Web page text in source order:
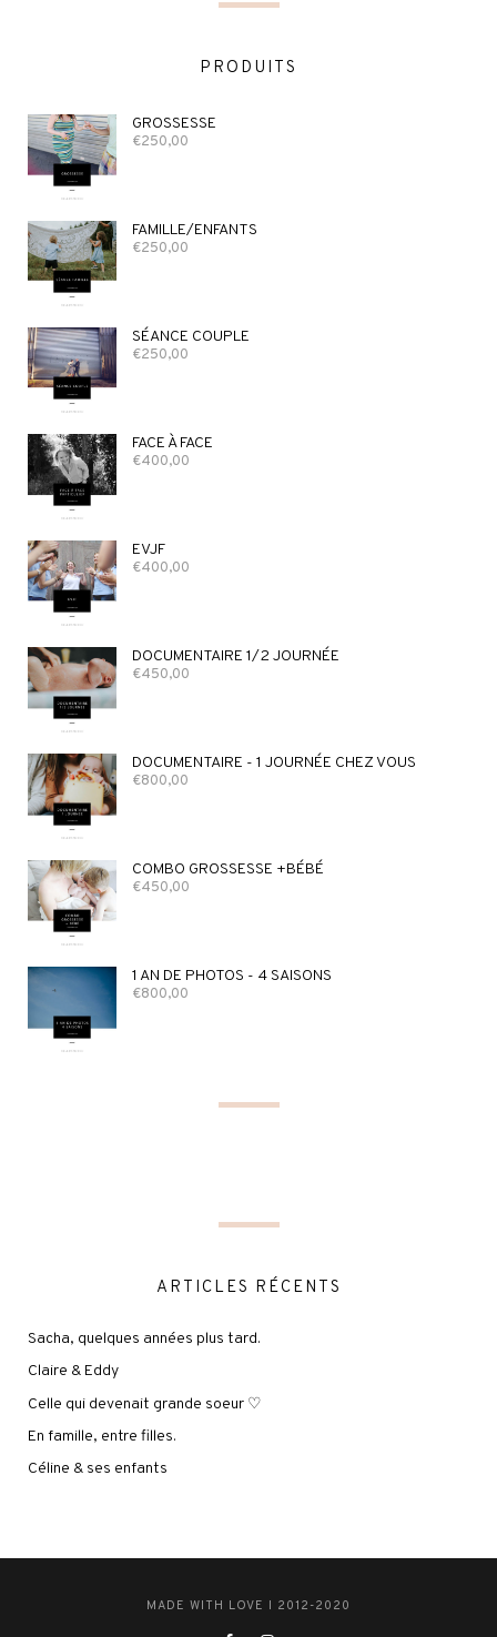
PRODUITS
GROSSESSE
€250,00
FAMILLE/ENFANTS
€250,00
SÉANCE COUPLE
€250,00
FACE À FACE
€400,00
EVJF
€400,00
DOCUMENTAIRE 1/2 JOURNÉE
€450,00
DOCUMENTAIRE - 1 JOURNÉE CHEZ VOUS
€800,00
COMBO GROSSESSE +BÉBÉ
€450,00
1 AN DE PHOTOS - 4 SAISONS
€800,00
ARTICLES RÉCENTS
Sacha, quelques années plus tard.
Claire & Eddy
Celle qui devenait grande soeur ♡
En famille, entre filles.
Céline & ses enfants
MADE WITH LOVE I 2012-2020